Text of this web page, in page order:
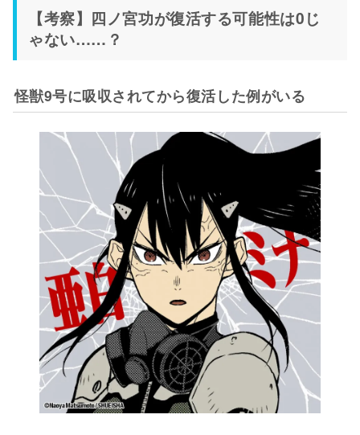
【考察】四ノ宮功が復活する可能性は0じ
ゃない……？
怪獣9号に吸収されてから復活した例がいる